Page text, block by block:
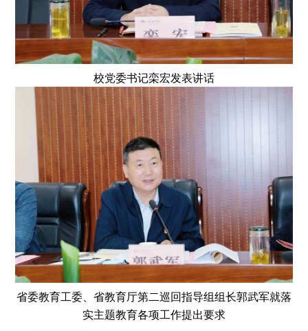
校党委书记栾宏发表讲话
省委教育工委、省教育厅第二巡回指导组组长郭武军就落
实主题教育各项工作提出要求